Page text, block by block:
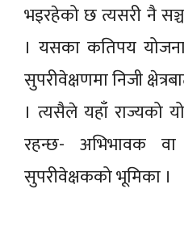
भइरहेको छ त्यसरी नै
। यसका कतिपय
सुपरीवेक्षणमा निजी
। त्यसैले यहाँ राज्यको
रहन्छ- अभिभावक
सुपरीवेक्षकको भूमिका ।